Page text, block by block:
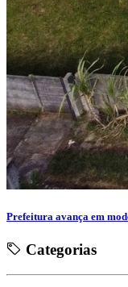
Prefeitura avança em
Categorias